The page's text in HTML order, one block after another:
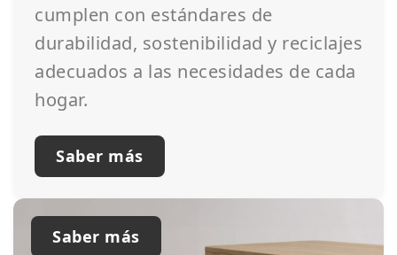
cumplen con estándares de
durabilidad, sostenibilidad y reciclajes
adecuados a las necesidades de cada
hogar.
Saber más
Saber más